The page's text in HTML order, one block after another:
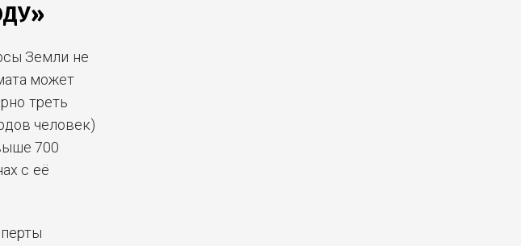
Земли не
может
треть
человек)
700
с её